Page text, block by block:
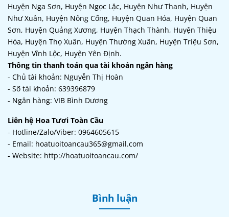
Huyện Nga Sơn, Huyện Ngọc Lặc, Huyện Như Thanh, Huyện
Như Xuân, Huyện Nông Cống, Huyện Quan Hóa, Huyện Quan
Sơn, Huyện Quảng Xương, Huyện Thạch Thành, Huyện Thiệu
Hóa, Huyện Thọ Xuân, Huyện Thường Xuân, Huyện Triệu Sơn,
Huyện Vĩnh Lộc, Huyện Yên Định.
Thông tin thanh toán qua tài khoản ngân hàng
- Chủ tài khoản: Nguyễn Thị Hoàn
- Số tài khoản: 639396879
- Ngân hàng: VIB Bình Dương
Liên hệ Hoa Tươi Toàn Cầu
- Hotline/Zalo/Viber: 0964605615
- Email: hoatuoitoancau365@gmail.com
- Website: http://hoatuoitoancau.com/
Bình luận